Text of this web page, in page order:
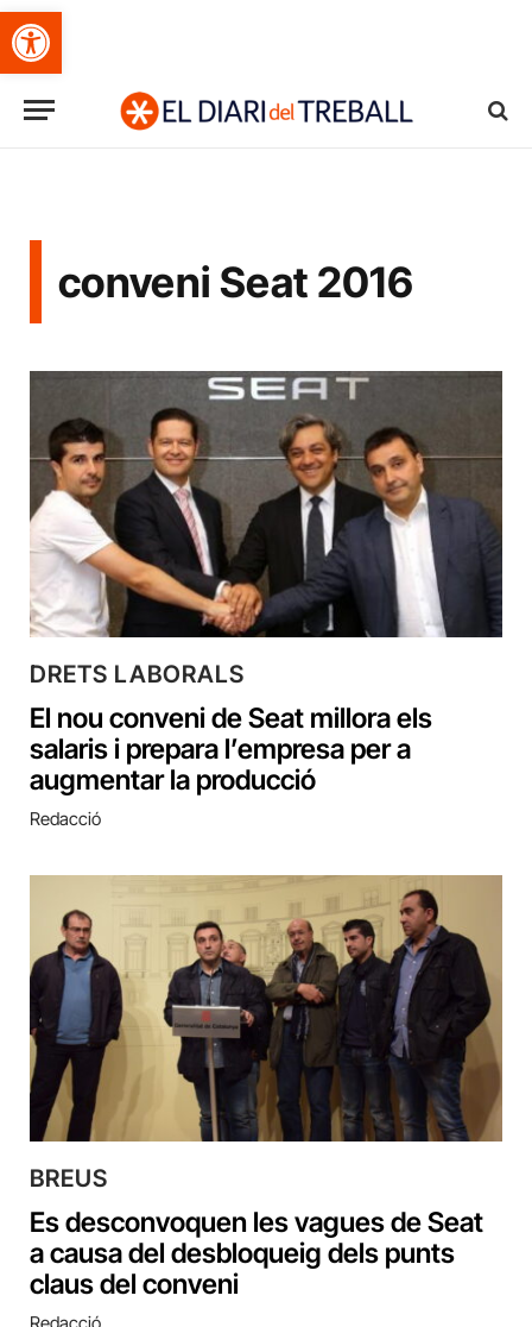
Obre la barra d'eines
conveni Seat 2016
DRETS LABORALS
El nou conveni de Seat millora els
salaris i prepara l’empresa per a
augmentar la producció
Redacció
BREUS
Es desconvoquen les vagues de Seat
a causa del desbloqueig dels punts
claus del conveni